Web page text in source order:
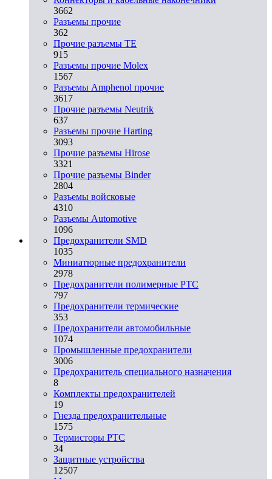
3662
Разъeмы прочие
362
Прочие разъемы TE
915
Разъемы прочие Molex
1567
Разъемы Amphenol прочие
3617
Прочие разъемы Neutrik
637
Разъемы прочие Harting
3093
Прочие разъемы Hirose
3321
Прочие разъемы Binder
2804
Разъемы войсковые
4310
Разъeмы Automotive
1096
Предохранители SMD
1035
Миниатюрные предохранители
2978
Предохранители полимерные PTC
797
Предохранители термические
353
Предохранители автомобильные
1074
Промышленные предохранители
3006
Предохранитель специального назначения
8
Комплекты предохранителей
19
Гнезда предохранительные
1575
Термисторы PTC
34
Защитные устройства
12507